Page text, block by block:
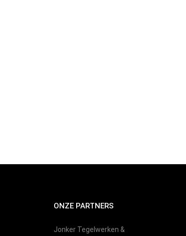
ONZE PARTNERS
Jonker Tegelwerken &